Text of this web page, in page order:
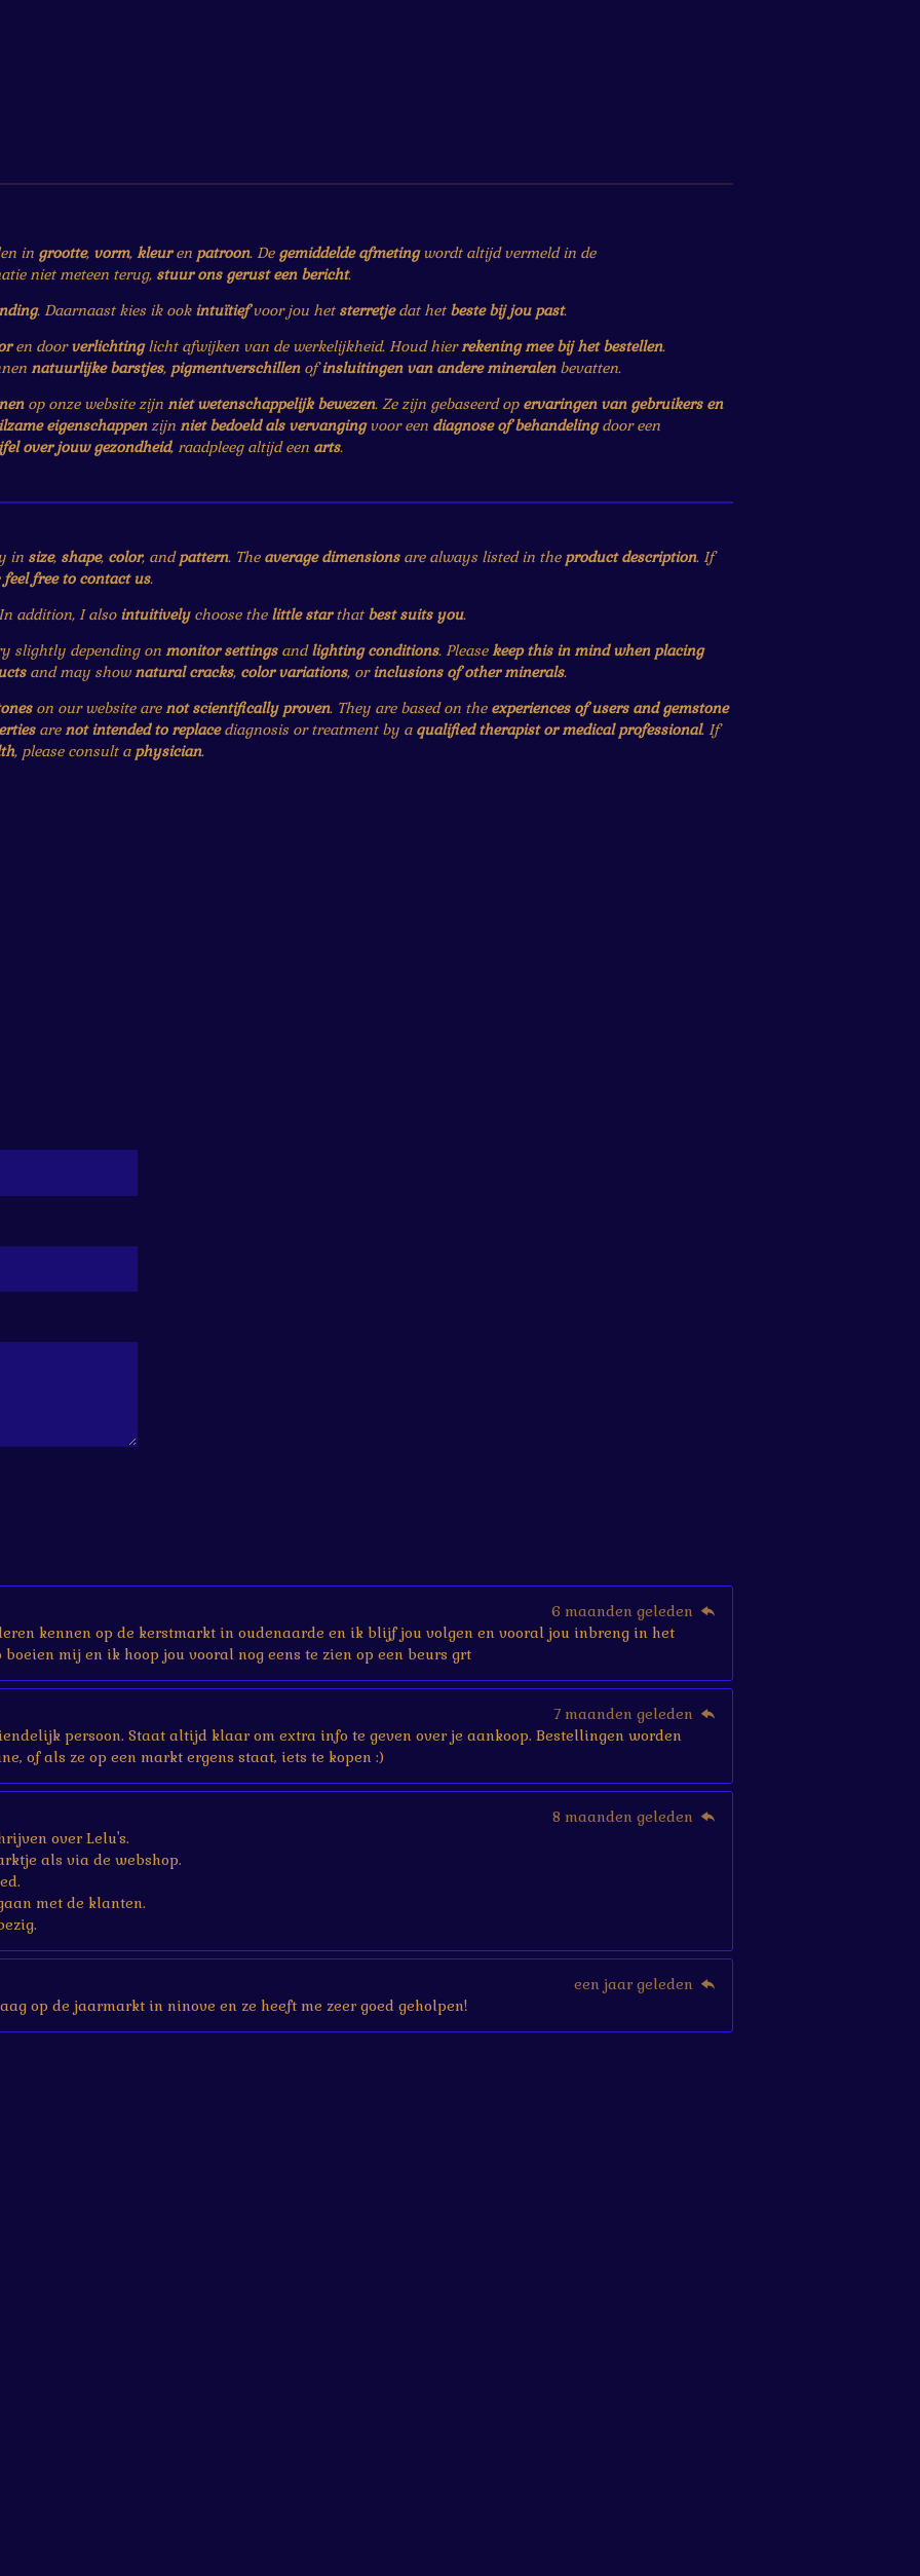
in grootte, vorm, kleuren patroon. De gemiddelde afmetingwordt altijd vermeld in de
niet meteen terug, stuur ons gerust een bericht.
. Daarnaast kies ik ook intuïtiefvoor jou het sterretjedat het beste bij jou past.
en doorverlichtinglicht afwijken van de werkelijkheid. Houd hierrekening mee bij het bestellen.
natuurlijke barstjes, pigmentverschillenofinsluitingen van andere mineralenbevatten.
op onze website zijn niet wetenschappelijk bewezen. Ze zijn gebaseerd op ervaringen van gebruikers en
eigenschappenzijn niet bedoeld als vervangingvoor een diagnose of behandelingdoor een
over jouw gezondheid, raadpleeg altijd een arts.
in size, shape, color, andpattern. The average dimensionsare always listed in the product description. If
feel free to contact us.
addition, I also intuitivelychoose the little starthat best suits you.
slightly depending on monitor settingsandlighting conditions. Pleasekeep this in mind when placing
and may shownatural cracks, color variations, orinclusions of other minerals.
on our website arenot scientifically proven. They are based on the experiences of users and gemstone
arenot intended to replacediagnosis or treatment by a qualified therapist or medical professional. If
, please consult a physician.
6 maanden geleden
kennen op de kerstmarkt in oudenaarde en ik blijf jou volgen en vooral jou inbreng in het
mij en ik hoop jou vooral nog eens te zien op een beurs grt
7 maanden geleden
persoon. Staat altijd klaar om extra info te geven over je aankoop. Bestellingen worden
of als ze op een markt ergens staat, iets te kopen :)
8 maanden geleden
over Lelu's.
als via de webshop.
met de klanten.
een jaar geleden
op de jaarmarkt in ninove en ze heeft me zeer goed geholpen!